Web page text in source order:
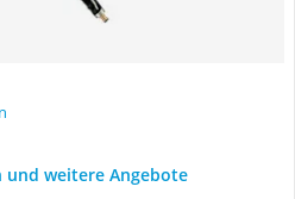
und weitere Angebote